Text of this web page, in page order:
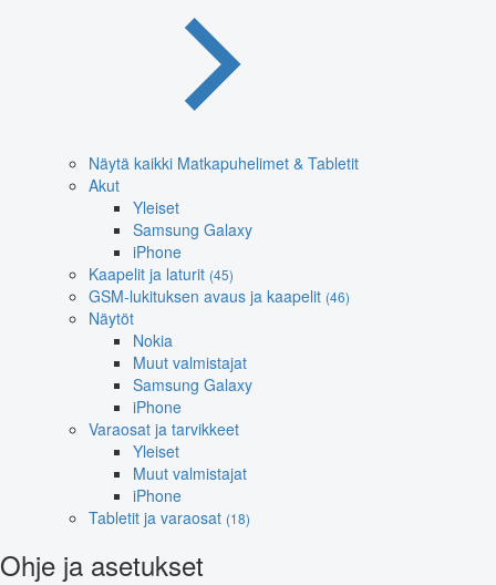
Näytä kaikki Matkapuhelimet & Tabletit
Akut
Yleiset
Samsung Galaxy
iPhone
Kaapelit ja laturit (45)
GSM-lukituksen avaus ja kaapelit (46)
Näytöt
Nokia
Muut valmistajat
Samsung Galaxy
iPhone
Varaosat ja tarvikkeet
Yleiset
Muut valmistajat
iPhone
Tabletit ja varaosat (18)
Ohje ja asetukset